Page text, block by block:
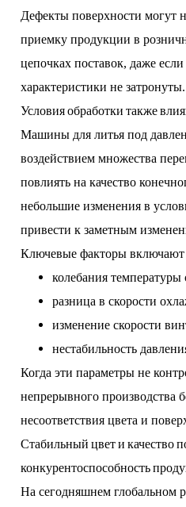
Дефекты поверхности могут
приемку продукции в
цепочках поставок, даже
характеристики не затронуты.
Условия обработки также
Машины для литья под
воздействием множества
повлиять на качество
небольшие изменения в
привести к заметным
Ключевые факторы включают
колебания температуры
разница в скорости
изменение скорости
нестабильность
Когда эти параметры не
непрерывного производства
несоответствия цвета и
Стабильный цвет и качество
конкурентоспособность
На сегодняшнем глобальном